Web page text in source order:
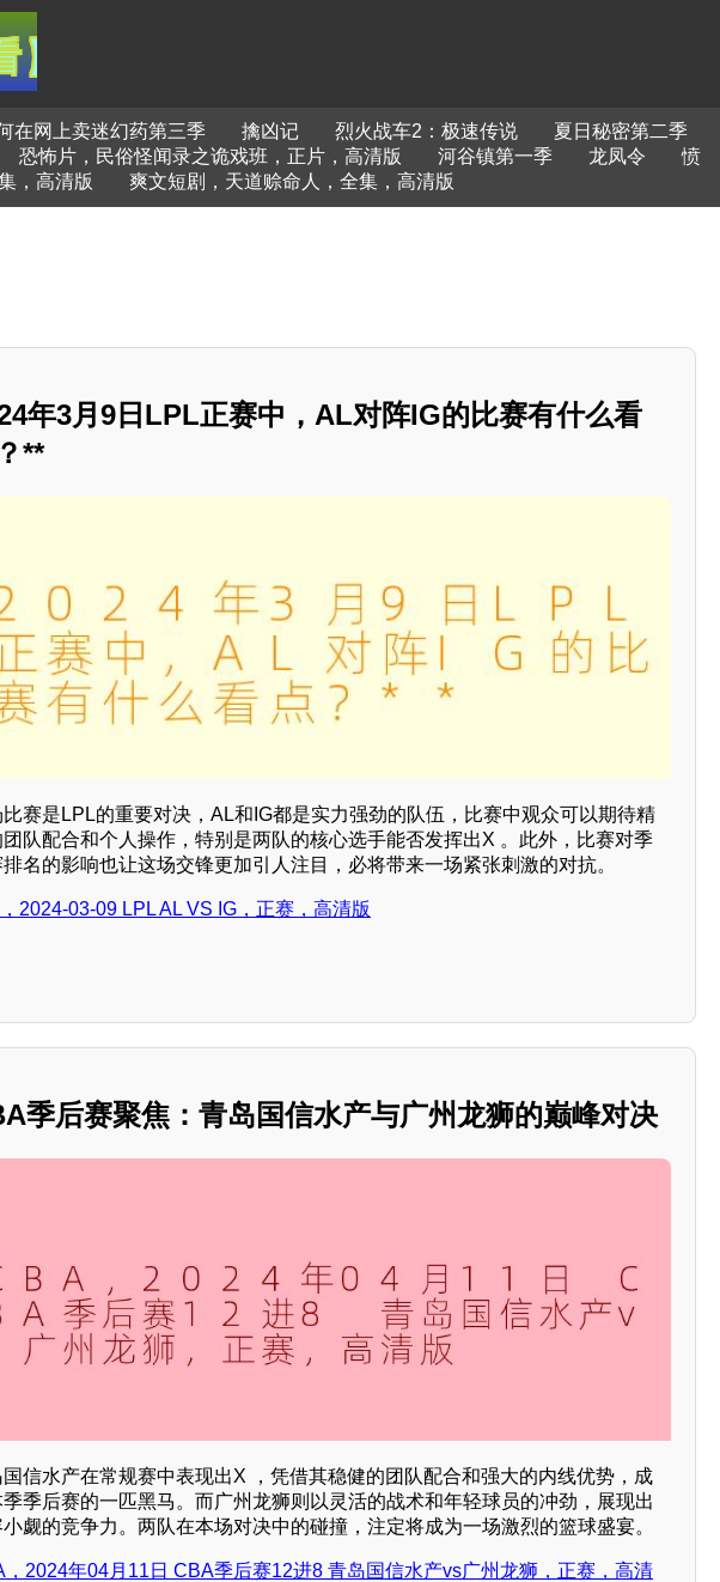
在网上卖迷幻药第三季 擒凶记 烈火战车2：极速传说
夏日秘密第二季
恐怖片，民俗怪闻录之诡戏班，正片，高清版 河谷镇第一季 龙凤令
愤
，高清版 爽文短剧，天道赊命人，全集，高清版
年3月9日LPL正赛中，AL对阵IG的比赛有什么看
**
赛是LPL的重要对决，AL和IG都是实力强劲的队伍，比赛中观众可以期待精
队配合和个人操作，特别是两队的核心选手能否发挥出X 。此外，比赛对季
排名的影响也让这场交锋更加引人注目，必将带来一场紧张刺激的对抗。
2024-03-09 LPL AL VS IG，正赛，高清版
季后赛聚焦：青岛国信水产与广州龙狮的巅峰对决
信水产在常规赛中表现出X ，凭借其稳健的团队配合和强大的内线优势，成
季季后赛的一匹黑马。而广州龙狮则以灵活的战术和年轻球员的冲劲，展现出
觑的竞争力。两队在本场对决中的碰撞，注定将成为一场激烈的篮球盛宴。
，2024年04月11日 CBA季后赛12进8 青岛国信水产vs广州龙狮，正赛，高清